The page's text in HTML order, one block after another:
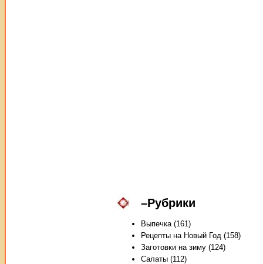
–Рубрики
Выпечка (161)
Рецепты на Новый Год (158)
Заготовки на зиму (124)
Салаты (112)